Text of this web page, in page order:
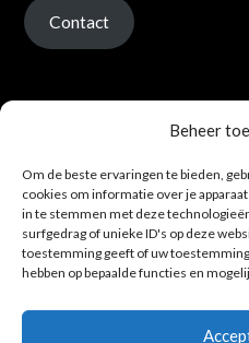
Beheer
Om de beste ervaringen te bieden,
cookies om informatie over je
in te stemmen met deze
surfgedrag of unieke ID's op deze
toestemming geeft of uw
hebben op bepaalde functies en
Contact
Verzenden en retour